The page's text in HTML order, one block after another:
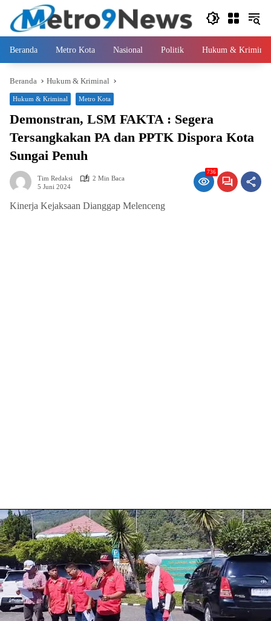
Langsung
konten
Beranda Metro Kota Nasional Politik Hukum & Kriminal
Beranda Hukum & Kriminal
Hukum & Kriminal Metro Kota
Demonstran, LSM FAKTA : Segera
Tersangkakan PA dan PPTK Dispora Kota
Sungai Penuh
Tim Redaksi
2 Min Baca
5 Juni 2024
736
Kinerja Kejaksaan Dianggap Melenceng